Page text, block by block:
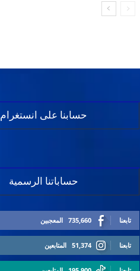
حسابنا على انستغرام
حساباتنا الرسمية
735,660 المعجبين تابعنا
51,374 المتابعين تابعنا